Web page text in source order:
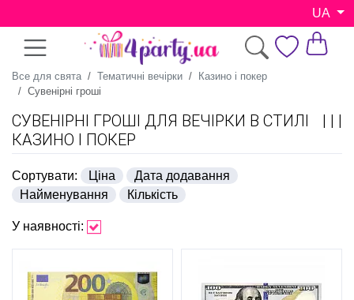
UA
Все для свята Тематичні вечірки
Казино і покер
Сувенірні гроші
СУВЕНІРНІ ГРОШІ ДЛЯ ВЕЧІРКИ В СТИЛІ
КАЗИНО І ПОКЕР
Сортувати: Ціна
Дата додавання
Найменування
Кількість
У наявності: